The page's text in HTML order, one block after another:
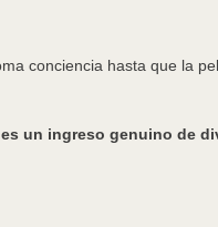
conciencia hasta que la
es un ingreso genuino de